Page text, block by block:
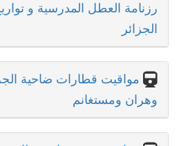
رزنامة العطل المدرسية و
الجزائر
مواقيت قطارات ضاحية
وهران ومستغانم